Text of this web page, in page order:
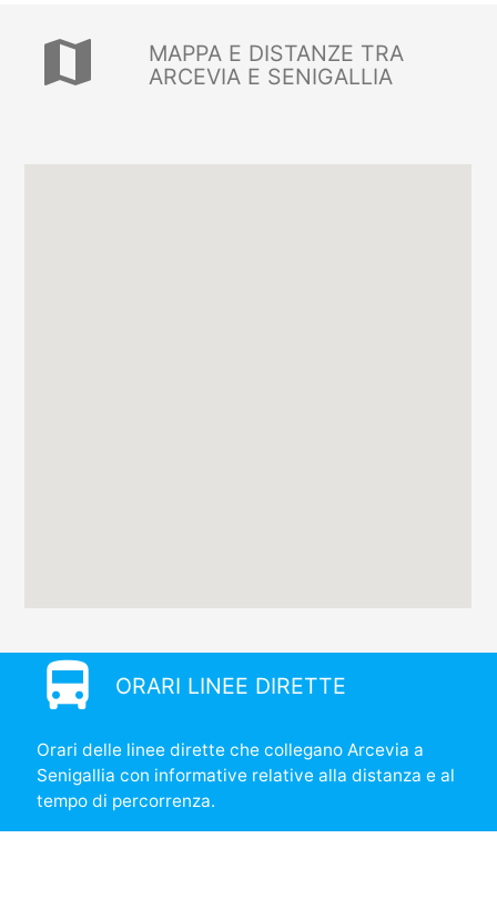
map
MAPPA E DISTANZE TRA
ARCEVIA E SENIGALLIA
directions_bus ORARI LINEE DIRETTE
Orari delle linee dirette che collegano Arcevia a
Senigallia con informative relative alla distanza e al
tempo di percorrenza.